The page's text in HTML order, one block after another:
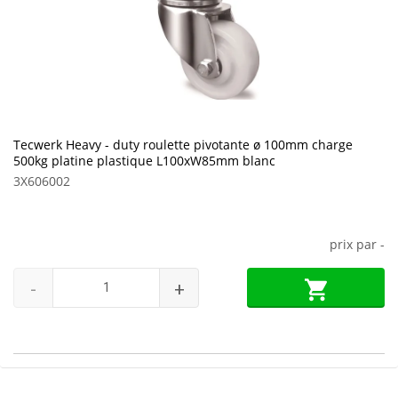
Tecwerk Heavy - duty roulette pivotante ø 100mm charge
500kg platine plastique L100xW85mm blanc
3X606002
prix par -
- +